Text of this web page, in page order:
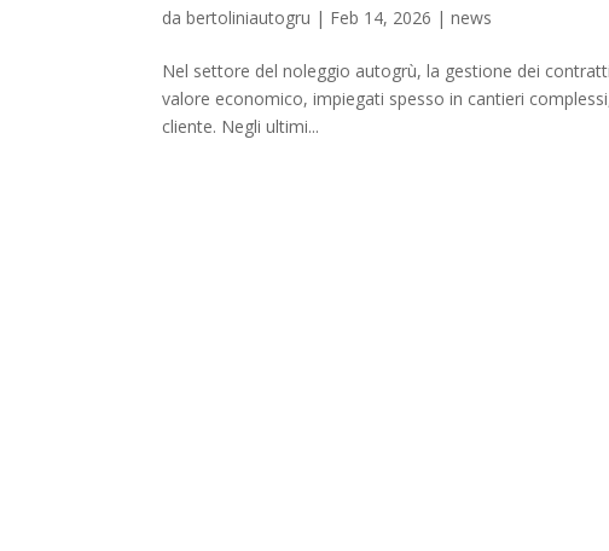
dabertoliniautogru | Feb 14, 2026 |news
Nel settore del noleggio autogrù, la gestione dei
valore economico, impiegati spesso in cantieri
cliente. Negli ultimi...